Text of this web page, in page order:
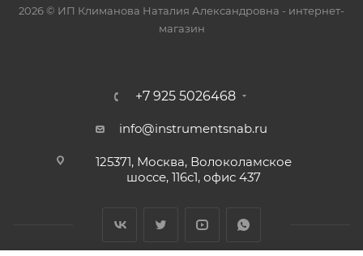
2026 © ИП Климанова Наталия Александровна - интернет-
магазин
+7 925 5026468
info@instrumentsnab.ru
125371, Москва, Волоколамское
шоссе, 116с1, офис 437